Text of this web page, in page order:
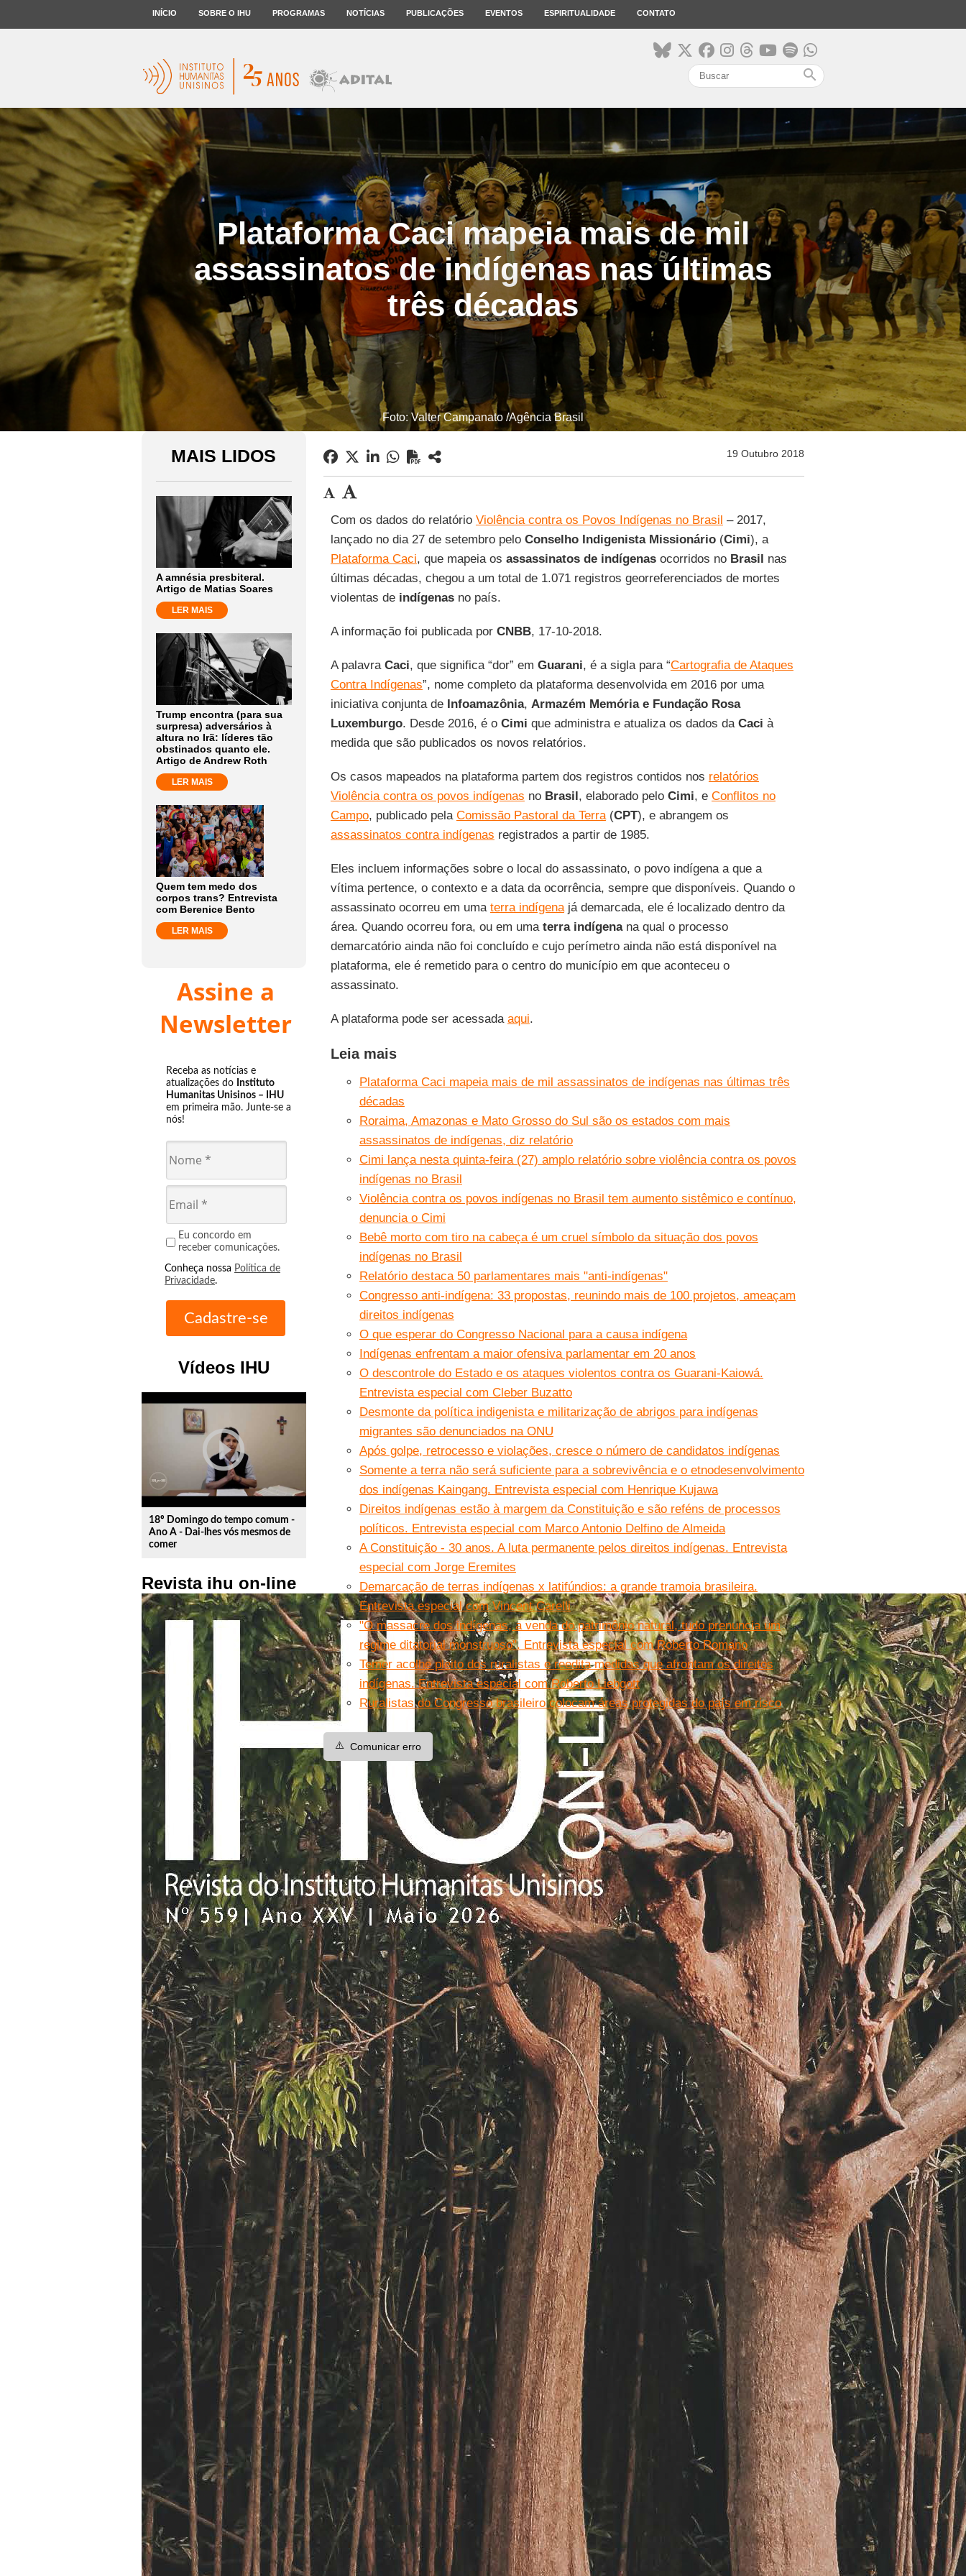
INÍCIO SOBRE O IHU PROGRAMAS NOTÍCIAS PUBLICAÇÕES EVENTOS ESPIRITUALIDADE CONTATO
search
Plataforma Caci mapeia mais de mil
assassinatos de indígenas nas últimas
três décadas
Foto: Valter Campanato /Agência Brasil
MAIS LIDOS
A amnésia presbiteral.
Artigo de Matias Soares
LER MAIS
Trump encontra (para sua
surpresa) adversários à
altura no Irã: líderes tão
obstinados quanto ele.
Artigo de Andrew Roth
LER MAIS
Quem tem medo dos
corpos trans? Entrevista
com Berenice Bento
LER MAIS
Assine a
Newsletter
Receba as notícias e
atualizações do Instituto
Humanitas Unisinos – IHU
em primeira mão. Junte-se a
nós!
Eu concordo em
receber comunicações.
Conheça nossa Política de
Privacidade.
Vídeos IHU
play_circle_outline
18º Domingo do tempo comum -
Ano A - Dai-lhes vós mesmos de
comer
Revista ihu on-line
19 Outubro 2018
Com os dados do relatório Violência contra os Povos Indígenas no Brasil – 2017,
lançado no dia 27 de setembro pelo Conselho Indigenista Missionário(Cimi), a
Plataforma Caci, que mapeia os assassinatos de indígenasocorridos no Brasil nas
últimas décadas, chegou a um total de 1.071 registros georreferenciados de mortes
violentas de indígenasno país.
A informação foi publicada por CNBB, 17-10-2018.
A palavra Caci, que significa “dor” em Guarani, é a sigla para “Cartografia de Ataques
Contra Indígenas”, nome completo da plataforma desenvolvida em 2016 por uma
iniciativa conjunta de Infoamazônia, Armazém Memória e Fundação Rosa
Luxemburgo. Desde 2016, é o Cimi que administra e atualiza os dados da Caci à
medida que são publicados os novos relatórios.
Os casos mapeados na plataforma partem dos registros contidos nos relatórios
Violência contra os povos indígenas no Brasil, elaborado pelo Cimi, e Conflitos no
Campo, publicado pela Comissão Pastoral da Terra(CPT), e abrangem os
assassinatos contra indígenas registrados a partir de 1985.
Eles incluem informações sobre o local do assassinato, o povo indígena a que a
vítima pertence, o contexto e a data da ocorrência, sempre que disponíveis. Quando o
assassinato ocorreu em uma terra indígenajá demarcada, ele é localizado dentro da
área. Quando ocorreu fora, ou em uma terra indígenana qual o processo
demarcatório ainda não foi concluído e cujo perímetro ainda não está disponível na
plataforma, ele é remetido para o centro do município em que aconteceu o
assassinato.
A plataforma pode ser acessada aqui.
Leia mais
Plataforma Caci mapeia mais de mil assassinatos de indígenas nas últimas três
décadas
Roraima, Amazonas e Mato Grosso do Sul são os estados com mais
assassinatos de indígenas, diz relatório
Cimi lança nesta quinta-feira (27) amplo relatório sobre violência contra os povos
indígenas no Brasil
Violência contra os povos indígenas no Brasil tem aumento sistêmico e contínuo,
denuncia o Cimi
Bebê morto com tiro na cabeça é um cruel símbolo da situação dos povos
indígenas no Brasil
Relatório destaca 50 parlamentares mais "anti-indígenas"
Congresso anti-indígena: 33 propostas, reunindo mais de 100 projetos, ameaçam
direitos indígenas
O que esperar do Congresso Nacional para a causa indígena
Indígenas enfrentam a maior ofensiva parlamentar em 20 anos
O descontrole do Estado e os ataques violentos contra os Guarani-Kaiowá.
Entrevista especial com Cleber Buzatto
Desmonte da política indigenista e militarização de abrigos para indígenas
migrantes são denunciados na ONU
Após golpe, retrocesso e violações, cresce o número de candidatos indígenas
Somente a terra não será suficiente para a sobrevivência e o etnodesenvolvimento
dos indígenas Kaingang. Entrevista especial com Henrique Kujawa
Direitos indígenas estão à margem da Constituição e são reféns de processos
políticos. Entrevista especial com Marco Antonio Delfino de Almeida
A Constituição - 30 anos. A luta permanente pelos direitos indígenas. Entrevista
especial com Jorge Eremites
Demarcação de terras indígenas x latifúndios: a grande tramoia brasileira.
Entrevista especial com Vincent Carelli
"O massacre dos indígenas, a venda do patrimônio natural, tudo prenuncia um
regime ditatorial monstruoso". Entrevista especial com Roberto Romano
Temer acolhe pleito dos ruralistas e reedita medidas que afrontam os direitos
indígenas. Entrevista especial com Roberto Liebgott
Ruralistas do Congresso brasileiro colocam áreas protegidas do país em risco
⚠️ Comunicar erro